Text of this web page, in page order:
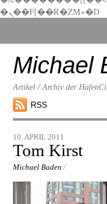
�ܢ��F[��R�ZM~�D
down
contentMichael
Artikel / Archiv der
RSS
10. APRIL 2011
Tom Kirst
Michael Baden /